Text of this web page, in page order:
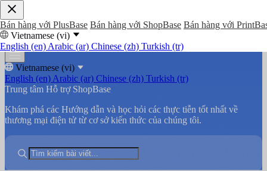
Bán hàng với PlusBase Bán hàng với ShopBase Bán hàng với
Vietnamese (vi)
English (en) Arabic (ar) Chinese (zh) Turkish (tr)
Vietnamese (vi)
English (en) Arabic (ar) Chinese (zh) Turkish (tr)
Trung tâm Hỗ trợ ShopBase
Khám phá các Hướng dẫn và học hỏi các thực tiễn tốt nhất về
thương mại điện tử từ cơ sở kiến thức của chúng tôi.